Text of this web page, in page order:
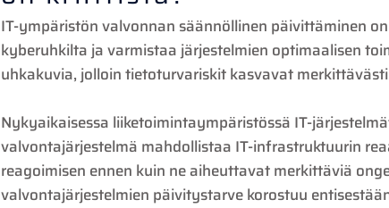
IT-ympäristön valvonnan säännöllinen päivittäminen
kyberuhkilta ja varmistaa järjestelmien optimaalisen
uhkakuvia, jolloin tietoturvariskit kasvavat
Nykyaikaisessa liiketoimintaympäristössä IT-
valvontajärjestelmä mahdollistaa IT-infrastruktuurin
reagoimisen ennen kuin ne aiheuttavat merkittäviä
valvontajärjestelmien päivitystarve korostuu